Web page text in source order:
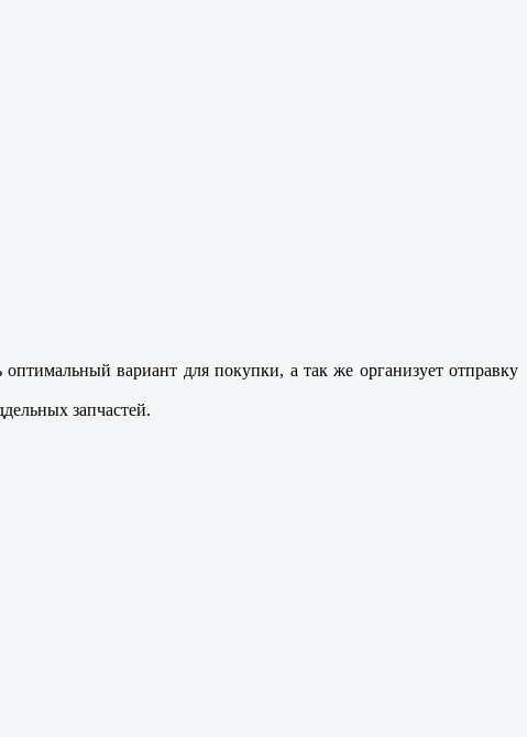
вариант для покупки, а так же организует отправку
запчастей.